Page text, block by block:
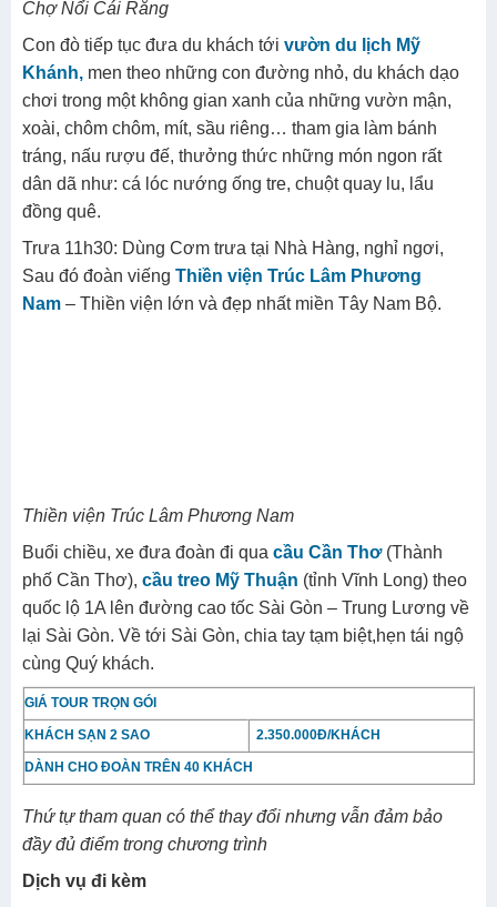
khách thương hồ miền Tây, tìm hiểu nét văn hóa mua bán
trên sông rất đặc trưng của người Nam Bộ.
Chợ Nổi Cái Răng
Con đò tiếp tục đưa du khách tớivườn du lịch Mỹ
Khánh,men theo những con đường nhỏ, du khách dạo
chơi trong một không gian xanh của những vườn mận,
xoài, chôm chôm, mít, sầu riêng… tham gia làm bánh
tráng, nấu rượu đế, thưởng thức những món ngon rất
dân dã như: cá lóc nướng ống tre, chuột quay lu, lẩu
Thiền viện Trúc Lâm Phương Nam
Buổi chiều, xe đưa đoàn đi qua
quốc lộ 1A lên đường cao tốc Sài Gòn – Trung Lương về
lại Sài Gòn. Về tới Sài Gòn, chia tay tạm biệt,hẹn tái ngộ
cùng Quý khách.